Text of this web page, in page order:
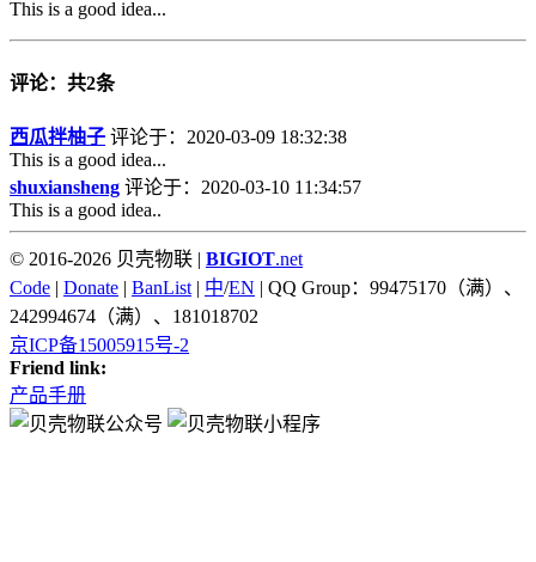
This is a good idea...
评论：共2条
西瓜拌柚子 评论于：2020-03-09 18:32:38
This is a good idea...
shuxiansheng 评论于：2020-03-10 11:34:57
This is a good idea..
© 2016-2026 贝壳物联 | BIGIOT.net
Code | Donate | BanList| 中/EN | QQ Group：99475170（满）、
242994674（满）、181018702
京ICP备15005915号-2
Friend link:
产品手册